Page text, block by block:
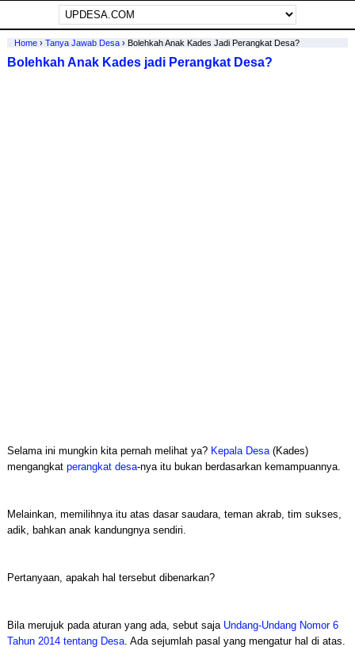
Home› Tanya Jawab Desa› Bolehkah Anak Kades Jadi Perangkat Desa?
Bolehkah Anak Kades jadi Perangkat Desa?
Selama ini mungkin kita pernah melihat ya? Kepala Desa(Kades)
mengangkat perangkat desa-nya itu bukan berdasarkan kemampuannya.
Melainkan, memilihnya itu atas dasar saudara, teman akrab, tim sukses,
adik, bahkan anak kandungnya sendiri.
Pertanyaan, apakah hal tersebut dibenarkan?
Bila merujuk pada aturan yang ada, sebut saja Undang-Undang Nomor 6
Tahun 2014 tentang Desa. Ada sejumlah pasal yang mengatur hal di atas.